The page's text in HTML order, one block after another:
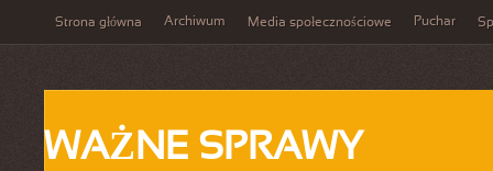
Strona główna Archiwum Media społecznościowe Puchar
WAŻNE SPRAWY